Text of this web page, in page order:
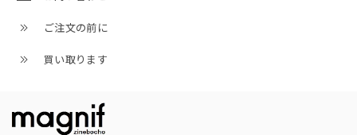
ご注文の前に
買い取ります